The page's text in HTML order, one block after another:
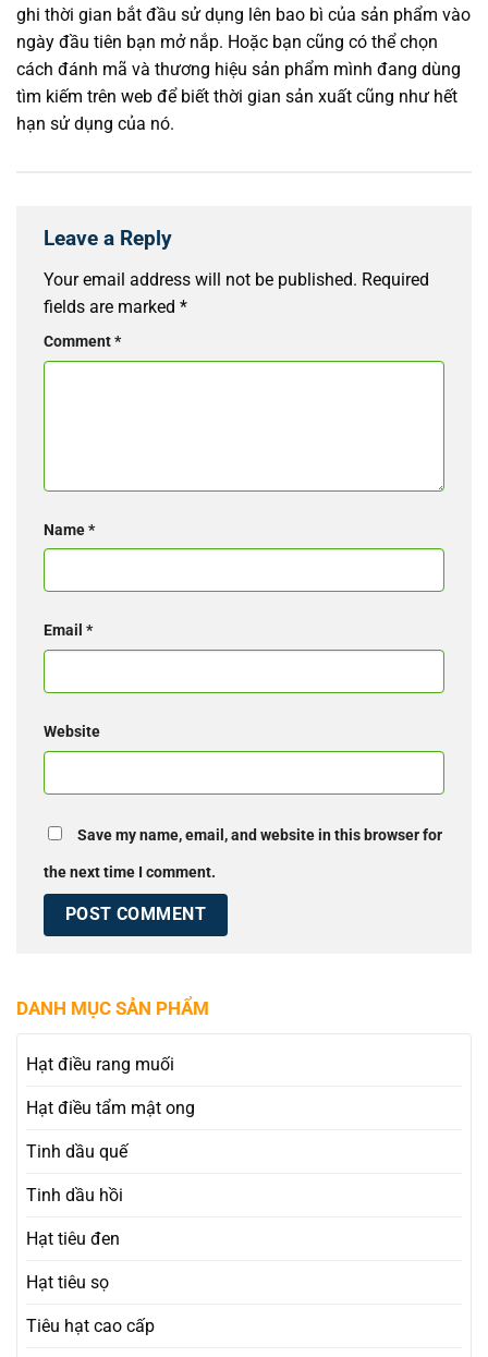
DANH MỤC SẢN PHẨM
Hạt điều rang muối
Hạt điều tẩm mật ong
Tinh dầu quế
Tinh dầu hồi
Hạt tiêu đen
Hạt tiêu sọ
Tiêu hạt cao cấp
ghi thời gian bắt đầu sử dụng lên bao bì của sản phẩm vào
ngày đầu tiên bạn mở nắp. Hoặc bạn cũng có thể chọn
cách đánh mã và thương hiệu sản phẩm mình đang dùng
tìm kiếm trên web để biết thời gian sản xuất cũng như hết
hạn sử dụng của nó.
Leave a Reply
Your email address will not be published. Required
fields are marked *
Comment*
Name*
Email *
Website
Save my name, email, and website in this browser for
the next time I comment.